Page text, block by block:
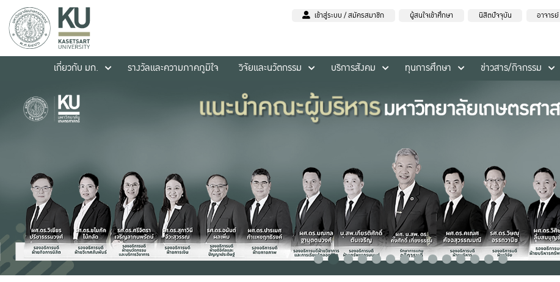
เข้าสู่ระบบ / สมัครสมาชิก ผู้สนใจเข้าศึกษา นิสิตปัจจุบัน อาจารย์
เกี่ยวกับ มก.
รางวัลและความภาคภูมิใจ วิจัยและนวัตกรรม บริการสังคม ทุนการศึกษา ข่าวสาร/กิจกรรม